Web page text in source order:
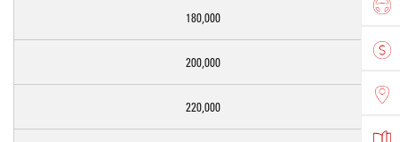
180,000
200,000
220,000